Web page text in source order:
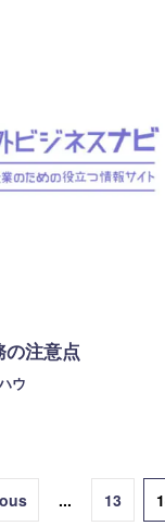
の注意点
ウ
... 13